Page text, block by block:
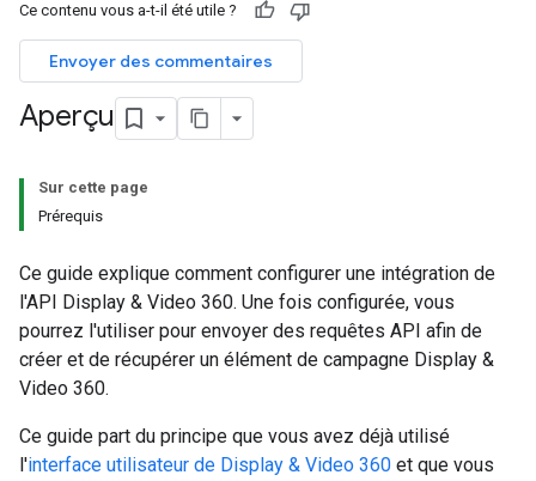
Ce contenu vous a-t-il été utile ?
Envoyer des commentaires
Aperçu
Sur cette page
Prérequis
Ce guide explique comment configurer une intégration de
l'API Display & Video 360. Une fois configurée, vous
pourrez l'utiliser pour envoyer des requêtes API afin de
créer et de récupérer un élément de campagne Display &
Video 360.
Ce guide part du principe que vous avez déjà utilisé
l'interface utilisateur de Display & Video 360 et que vous